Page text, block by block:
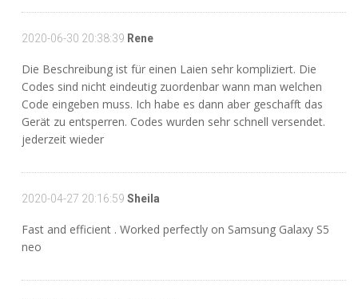
2020-06-30 20:38:39 Rene
Die Beschreibung ist für einen Laien sehr kompliziert. Die
Codes sind nicht eindeutig zuordenbar wann man welchen
Code eingeben muss. Ich habe es dann aber geschafft das
Gerät zu entsperren. Codes wurden sehr schnell versendet.
jederzeit wieder
2020-04-27 20:16:59 Sheila
Fast and efficient . Worked perfectly on Samsung Galaxy S5
neo